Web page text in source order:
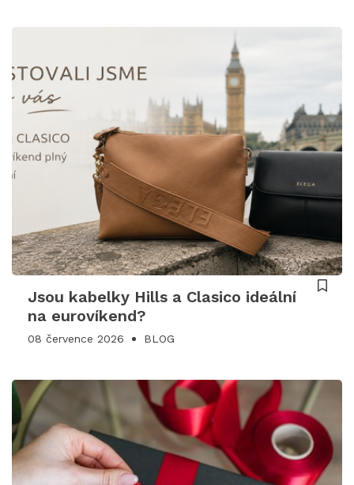
Jsou kabelky Hills a Clasico ideální
na eurovíkend?
08 července 2026 BLOG